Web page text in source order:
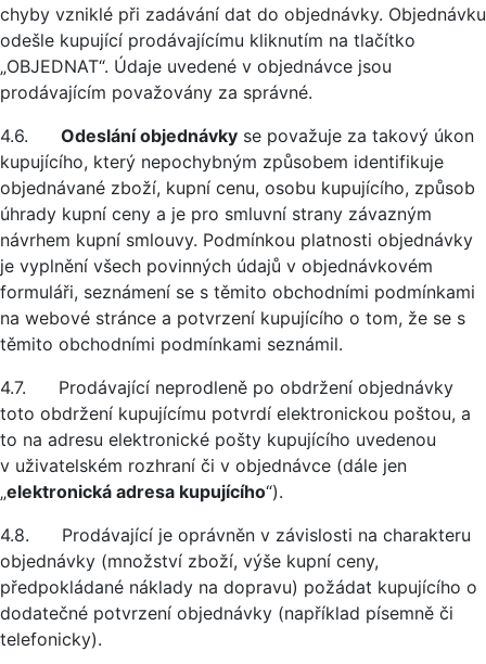
chyby vzniklé při zadávání dat do objednávky. Objednávku
odešle kupující prodávajícímu kliknutím na tlačítko
„OBJEDNAT“. Údaje uvedené v objednávce jsou
prodávajícím považovány za správné.
4.6. Odeslání objednávky se považuje za takový úkon
kupujícího, který nepochybným způsobem identifikuje
objednávané zboží, kupní cenu, osobu kupujícího, způsob
úhrady kupní ceny a je pro smluvní strany závazným
návrhem kupní smlouvy. Podmínkou platnosti objednávky
je vyplnění všech povinných údajů v objednávkovém
formuláři, seznámení se s těmito obchodními podmínkami
na webové stránce a potvrzení kupujícího o tom, že se s
těmito obchodními podmínkami seznámil.
4.7. Prodávající neprodleně po obdržení objednávky
toto obdržení kupujícímu potvrdí elektronickou poštou, a
to na adresu elektronické pošty kupujícího uvedenou
v uživatelském rozhraní či v objednávce (dále jen
„elektronická adresa kupujícího“).
4.8. Prodávající je oprávněn v závislosti na charakteru
objednávky (množství zboží, výše kupní ceny,
předpokládané náklady na dopravu) požádat kupujícího o
dodatečné potvrzení objednávky (například písemně či
telefonicky).